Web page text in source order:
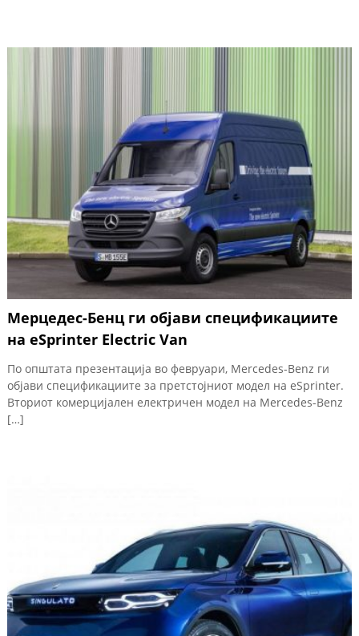
Мерцедес-Бенц ги објави спецификациите
на eSprinter Electric Van
По општата презентација во февруари, Mercedes-Benz ги
објави спецификациите за претстојниот модел на eSprinter.
Вториот комерцијален електричен модел на Mercedes-Benz
[…]